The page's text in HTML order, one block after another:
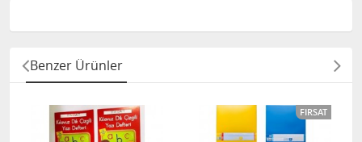
Benzer Ürünler
FIRSAT